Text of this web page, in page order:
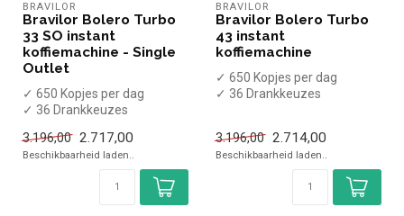
BRAVILOR
Bravilor Bolero Turbo
33 SO instant
koffiemachine - Single
Outlet
✓ 650 Kopjes per dag
✓ 36 Drankkeuzes
Heet water
...
3.196,00 2.717,00
Beschikbaarheid laden..
BRAVILOR
Bravilor Bolero Turbo
43 instant
koffiemachine
✓ 650 Kopjes per dag
✓ 36 Drankkeuzes
✓ Vaste wa...
3.196,00 2.714,00
Beschikbaarheid laden..